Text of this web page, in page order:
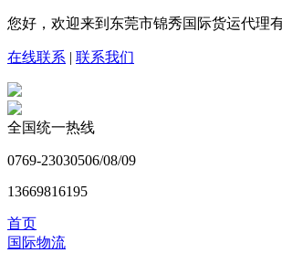
您好，欢迎来到东莞市锦秀国际货运代理
在线联系 | 联系我们
全国统一热线
0769-23030506/08/09
13669816195
首页
国际物流